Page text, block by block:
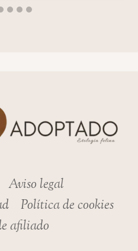
Aviso legal
Política de cookies
afiliado